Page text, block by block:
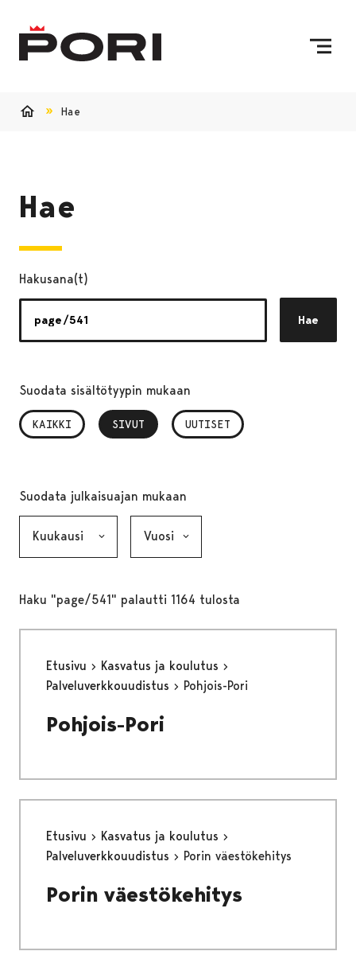
Hae
Hae
Hakusana(t)
Hae
Suodata sisältötyypin mukaan
KAIKKI SIVUT
, VALITTU UUTISET
Suodata julkaisuajan mukaan
Haku "page/541" palautti 1164 tulosta
Etusivu
Kasvatus ja koulutus
Palveluverkkouudistus
Pohjois-Pori
Pohjois-Pori
Etusivu
Kasvatus ja koulutus
Palveluverkkouudistus
Porin väestökehitys
Porin väestökehitys